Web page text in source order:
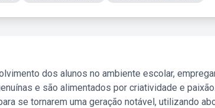
dos alunos no ambiente escolar,
e são alimentados por criatividade e
se tornarem uma geração notável, utilizando